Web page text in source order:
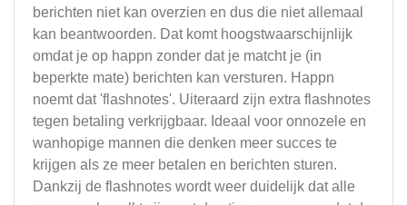
berichten niet kan overzien en dus die niet allemaal
kan beantwoorden. Dat komt hoogstwaarschijnlijk
omdat je op happn zonder dat je matcht je (in
beperkte mate) berichten kan versturen. Happn
noemt dat 'flashnotes'. Uiteraard zijn extra flashnotes
tegen betaling verkrijgbaar. Ideaal voor onnozele en
wanhopige mannen die denken meer succes te
krijgen als ze meer betalen en berichten sturen.
Dankzij de flashnotes wordt weer duidelijk dat alle